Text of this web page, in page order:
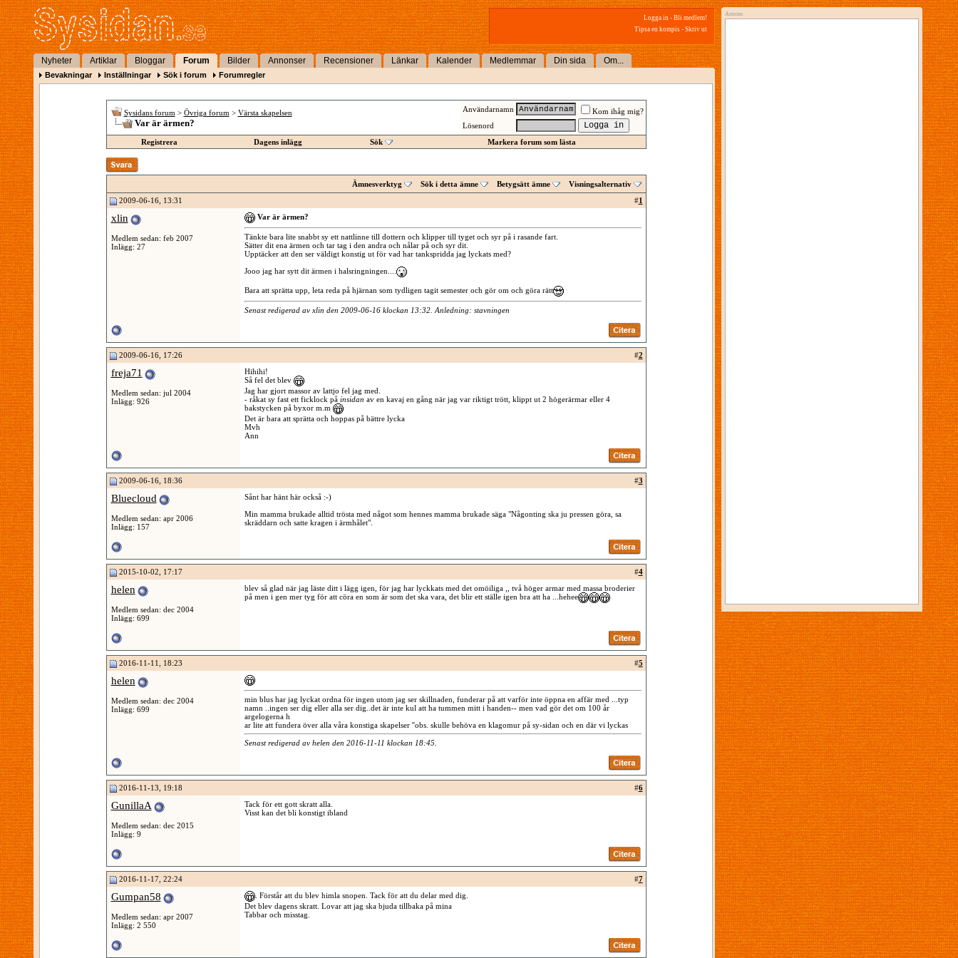
Logga in - Bli medlem!
Tipsa en kompis - Skriv ut
Nyheter Artiklar Bloggar Forum Bilder Annonser Recensioner Länkar Kalender Medlemmar Din sida Om...
Bevakningar Inställningar Sök i forum Forumregler
Sysidans forum > Övriga forum > Värsta skapelsen
Var är ärmen?
Användarnamn
Kom ihåg mig?
Lösenord
Registrera
Dagens inlägg Sök Markera forum som lästa
Ämnesverktyg Sök i detta ämne Betygsätt ämne
Visningsalternativ
2009-06-16, 13:31
#1
xlin
Medlem sedan: feb 2007
Inlägg: 27
Var är ärmen?
Tänkte bara lite snabbt sy ett nattlinne till dottern och klipper till tyget och syr på i rasande fart.
Sätter dit ena ärmen och tar tag i den andra och nålar på och syr dit.
Upptäcker att den ser väldigt konstig ut för vad har tankspridda jag lyckats med?
Jooo jag har sytt dit ärmen i halsringningen....
Bara att sprätta upp, leta reda på hjärnan som tydligen tagit semester och gör om och göra rätt
Senast redigerad av xlin den 2009-06-16 klockan 13:32. Anledning: stavningen
2009-06-16, 17:26 #2
freja71
Medlem sedan: jul 2004
Inlägg: 926
Hihihi!
Så fel det blev
Jag har gjort massor av lattjo fel jag med.
- råkat sy fast ett ficklock på insidan av en kavaj en gång när jag var riktigt trött, klippt ut 2 högerärmar eller 4
bakstycken på byxor m.m
Det är bara att sprätta och hoppas på bättre lycka
Mvh
Ann
2009-06-16, 18:36 #3
Bluecloud
Medlem sedan: apr 2006
Inlägg: 157
Sånt har hänt här också :-)
Min mamma brukade alltid trösta med något som hennes mamma brukade säga "Någonting ska ju pressen göra, sa
skräddarn och satte kragen i ärmhålet".
2015-10-02, 17:17 #4
helen
Medlem sedan: dec 2004
Inlägg: 699
blev så glad när jag läste ditt i lägg igen, för jag har lyckkats med det omöiliga ,, två höger armar med massa broderier
på men i gen mer tyg för att cöra en som är som det ska vara, det blir ett ställe igen bra att ha ...hehee
2016-11-11, 18:23 #5
helen
Medlem sedan: dec 2004
Inlägg: 699
min blus har jag lyckat ordna för ingen utom jag ser skillnaden, funderar på att varför inte öppna en affär med ...typ
namn ..ingen ser dig eller alla ser dig..det är inte kul att ha tummen mitt i handen-- men vad gör det om 100 år
argelogerna h
ar lite att fundera över alla våra konstiga skapelser ''obs. skulle behöva en klagomur på sy-sidan och en där vi lyckas
Senast redigerad av helen den 2016-11-11 klockan 18:45
2016-11-13, 19:18 #6
GunillaA
Medlem sedan: dec 2015
Inlägg: 9
Tack för ett gott skratt alla.
Visst kan det bli konstigt ibland
2016-11-17, 22:24 #7
Gumpan58
Medlem sedan: apr 2007
Inlägg: 2 550
. Förstår att du blev himla snopen. Tack för att du delar med dig.
Det blev dagens skratt. Lovar att jag ska bjuda tillbaka på mina
Tabbar och misstag.
Annons